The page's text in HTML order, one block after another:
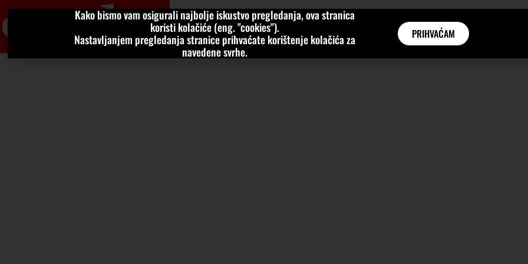
VIJESTI KOLUMNE KATEGORIJE INTERVJUI AKTUALNO
Kako bismo vam osigurali najbolje iskustvo pregledanja, ova stranica
koristi kolačiće (eng. "cookies").
Nastavljanjem pregledanja stranice prihvaćate korištenje kolačića za
navedene svrhe.
PRIHVAĆAM